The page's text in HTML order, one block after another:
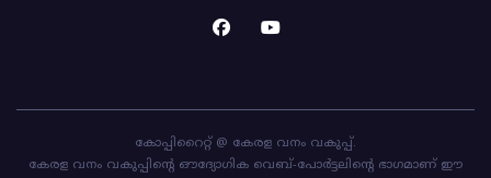
കോപ്പിറൈറ്റ് @ കേരള വനം വകുപ്പ്.
കേരള വനം വകുപ്പിന്റെ ഔദ്യോഗിക വെബ്-പോർട്ടലിന്റെ ഭാഗമാണ് ഈ